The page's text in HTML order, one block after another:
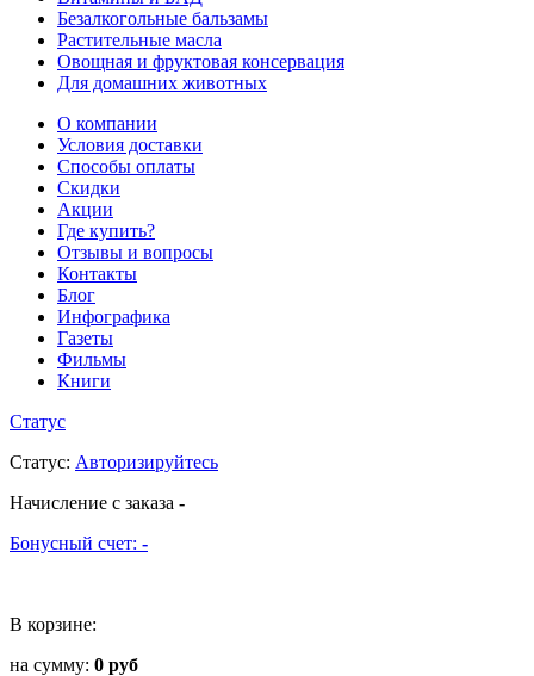
Безалкогольные бальзамы
Растительные масла
Овощная и фруктовая консервация
Для домашних животных
О компании
Условия доставки
Способы оплаты
Скидки
Акции
Где купить?
Отзывы и вопросы
Контакты
Блог
Инфографика
Газеты
Фильмы
Книги
Статус
Статус: Авторизируйтесь
Начисление с заказа -
Бонусный счет: -
В корзине:
на сумму: 0 руб